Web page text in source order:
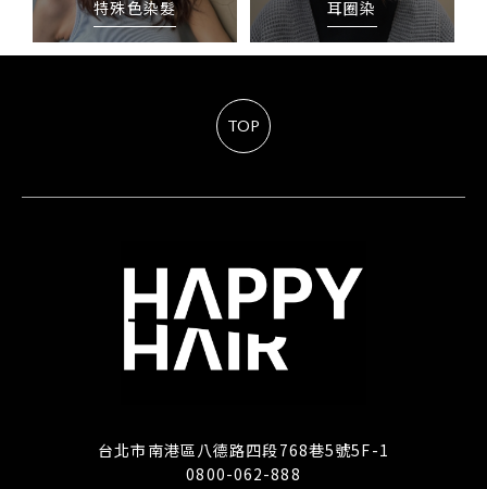
特殊色染髮 耳圈染
TOP
台北市南港區八德路四段768巷5號5F-1
0800-062-888